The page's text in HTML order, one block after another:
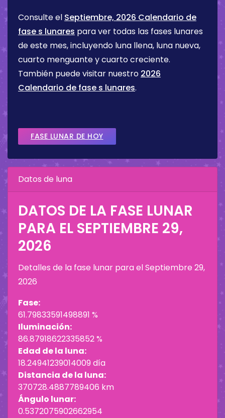
Consulte el Septiembre, 2026 Calendario de
fase s lunares para ver todas las fases lunares
de este mes, incluyendo luna llena, luna nueva,
cuarto menguante y cuarto creciente.
También puede visitar nuestro 2026
Calendario de fase s lunares.
FASE LUNAR DE HOY
Datos de luna
DATOS DE LA FASE LUNAR
PARA EL SEPTIEMBRE 29,
2026
Detalles de la fase lunar para elSeptiembre 29,
2026
Fase:
61.79833591498891 %
Iluminación:
86.87918622335852 %
Edad de la luna:
18.24941239014009 día
Distancia de la luna:
370728.4887789406 km
Ángulo lunar:
0.5372075902662954